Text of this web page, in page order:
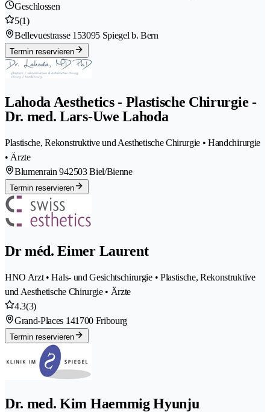
Geschlossen
5(1)
Bellevuestrasse 153095 Spiegel b. Bern
Termin reservieren
Lahoda Aesthetics - Plastische Chirurgie -
Dr. med. Lars-Uwe Lahoda
Plastische, Rekonstruktive und Aesthetische Chirurgie • Handchirurgie
• Ärzte
Blumenrain 942503 Biel/Bienne
Termin reservieren
Dr méd. Eimer Laurent
HNO Arzt • Hals- und Gesichtschirurgie • Plastische, Rekonstruktive
und Aesthetische Chirurgie • Ärzte
4.3(3)
Grand-Places 141700 Fribourg
Termin reservieren
Dr. med. Kim Haemmig Hyunju